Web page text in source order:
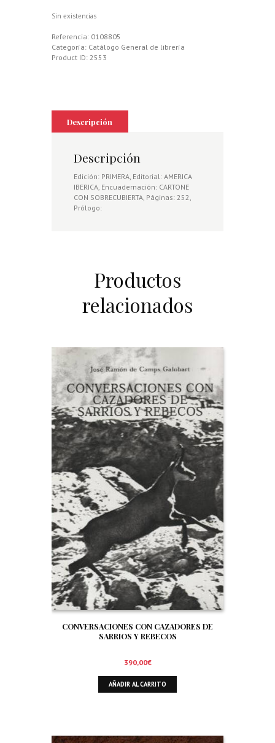
Sin existencias
Referencia: 0108805
Categoría: Catálogo General de librería
Product ID: 2553
Descripción
Descripción
Edición: PRIMERA, Editorial: AMERICA
IBERICA, Encuadernación: CARTONE
CON SOBRECUBIERTA, Páginas: 252,
Prólogo:
Productos
relacionados
CONVERSACIONES CON CAZADORES DE
SARRIOS Y REBECOS
390,00€
AÑADIR AL CARRITO